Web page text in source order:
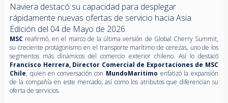
Naviera destacó su capacidad para desplegar
rápidamente nuevas ofertas de servicio hacia Asia
Edición del 04 de Mayo de 2026
MSCreafirmó, en el marco de la última versión de Global Cherry Summit,
su creciente protagonismo en el transporte marítimo de cerezas, uno de los
segmentos más dinámicos del comercio exterior chileno. Así lo destacó
Francisco Herrera, Director Comercial de Exportaciones de MSC
Chile, quien en conversación con MundoMaritimo enfatizó la expansión
de la compañía en este mercado, así como los atributos que diferencian su
oferta de servicios.